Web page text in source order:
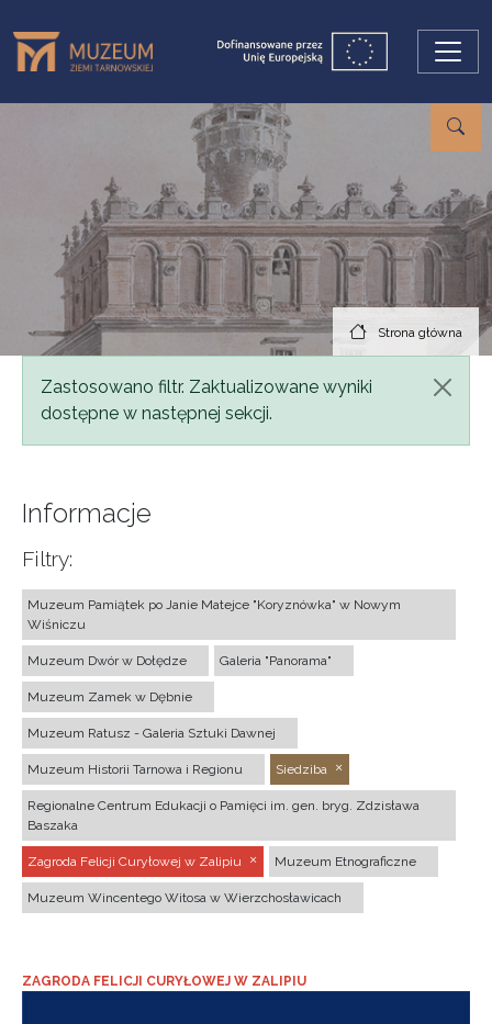
Strona główna
Komunikat
Zastosowano filtr. Zaktualizowane wyniki
dostępne w następnej sekcji.
Informacje
Filtry:
Muzeum Pamiątek po Janie Matejce "Koryznówka" w Nowym
Wiśniczu
Muzeum Dwór w Dołędze Galeria "Panorama"
Muzeum Zamek w Dębnie
Muzeum Ratusz - Galeria Sztuki Dawnej
Muzeum Historii Tarnowa i Regionu Siedziba
Regionalne Centrum Edukacji o Pamięci im. gen. bryg. Zdzisława
Baszaka
Zagroda Felicji Curyłowej w Zalipiu Muzeum Etnograficzne
Muzeum Wincentego Witosa w Wierzchosławicach
ZAGRODA FELICJI CURYŁOWEJ W ZALIPIU